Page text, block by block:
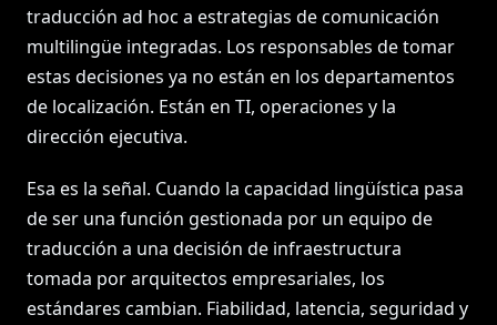
traducción ad hoc a estrategias de comunicación
multilingüe integradas. Los responsables de tomar
estas decisiones ya no están en los departamentos
de localización. Están en TI, operaciones y la
dirección ejecutiva.
Esa es la señal. Cuando la capacidad lingüística pasa
de ser una función gestionada por un equipo de
traducción a una decisión de infraestructura
tomada por arquitectos empresariales, los
estándares cambian. Fiabilidad, latencia, seguridad y